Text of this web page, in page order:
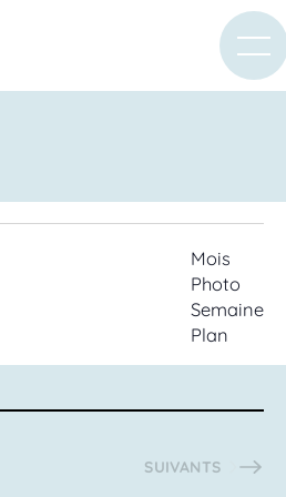
et
de
Mois
Photo
Semaine
Plan
ACTIVITÉS
SUIVANTS